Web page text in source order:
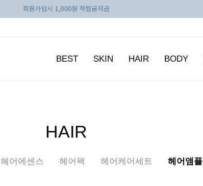
BEST SKIN HAIR BODY
HAIR
헤어에센스 헤어팩 헤어케어세트 헤어앰플